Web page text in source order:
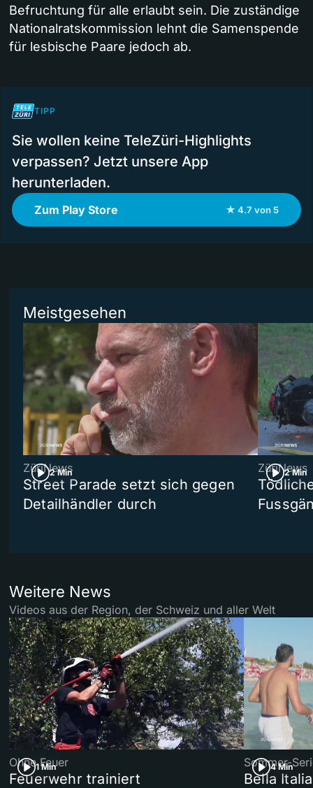
Befruchtung für alle erlaubt sein. Die zuständige
Nationalratskommission lehnt die Samenspende
für lesbische Paare jedoch ab.
TIPP
Sie wollen keine TeleZüri-Highlights
verpassen? Jetzt unsere App
herunterladen.
Zum Play Store ★ 4.7 von 5
Meistgesehen
2 Min
ZüriNews
Street Parade setzt sich gegen
Detailhändler durch
2 Min
ZüriNews
Weitere News
Videos aus der Region, der Schweiz und aller Welt
1 Min
Ohne Feuer
Feuerwehr trainiert
4 Min
Sommer-
Bella